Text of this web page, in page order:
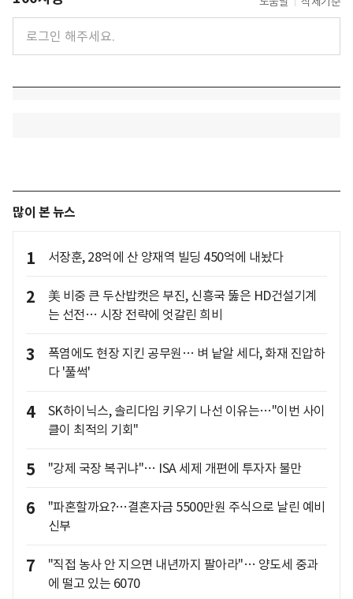
많이 본 뉴스
1 서장훈, 28억에 산 양재역 빌딩 450억에 내놨다
2
美 비중 큰 두산밥캣은 부진, 신흥국 뚫은 HD건설기계
는 선전… 시장 전략에 엇갈린 희비
3
폭염에도 현장 지킨 공무원… 벼 낱알 세다, 화재 진압하
다 '풀썩'
4
SK하이닉스, 솔리다임 키우기 나선 이유는…"이번 사이
클이 최적의 기회"
5 "강제 국장 복귀냐"… ISA 세제 개편에 투자자 불만
6
"파혼할까요?…결혼자금 5500만원 주식으로 날린 예비
신부
7
"직접 농사 안 지으면 내년까지 팔아라"… 양도세 중과
에 떨고 있는 6070